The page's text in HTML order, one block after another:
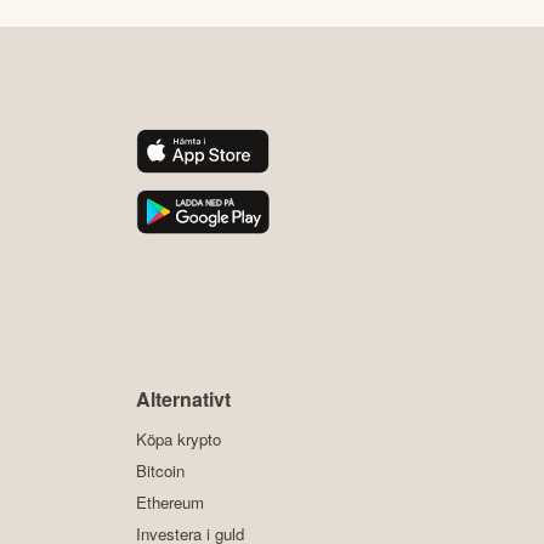
Alternativt
Köpa krypto
Bitcoin
Ethereum
Investera i guld